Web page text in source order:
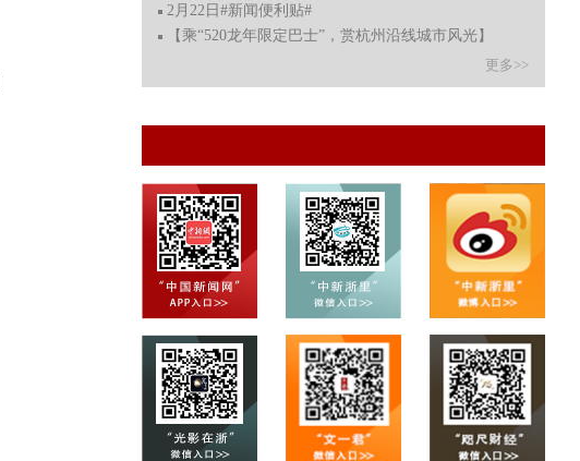
2月22日#新闻便利贴#
【乘“520龙年限定巴士”，赏杭州沿线城市风光】
更多>>